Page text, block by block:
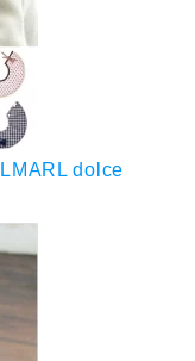
dolce